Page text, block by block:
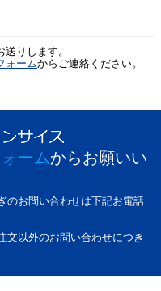
りします。
ォームからご連絡ください。
ームからお願いい
のお問い合わせは下記お電話
以外のお問い合わせにつき